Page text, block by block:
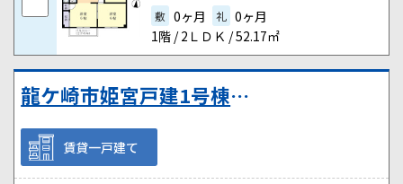
敷 0ヶ月 礼 0ヶ月
1階 / 2ＬＤＫ / 52.17㎡
龍ケ崎市姫宮戸建1号棟(西側)
賃貸一戸建て